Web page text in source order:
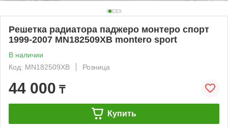
Решетка радиатора паджеро монтеро спорт
1999-2007 MN182509XB montero sport
В наличии
Код: MN182509XB
Розница
44 000 ₸
Купить